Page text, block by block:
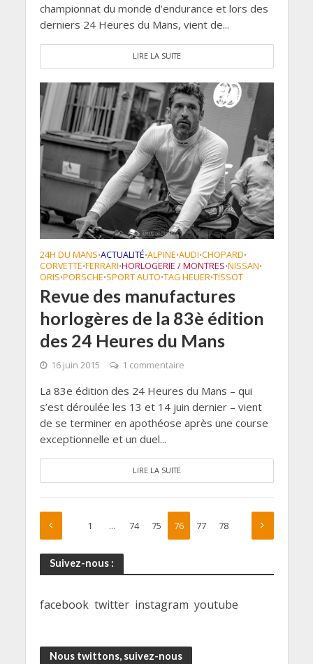
championnat du monde d’endurance et lors des
derniers 24 Heures du Mans, vient de...
LIRE LA SUITE
24H DU MANS•ACTUALITÉ•ALPINE•AUDI•CHOPARD•
CORVETTE•FERRARI•HORLOGERIE / MONTRES•NISSAN•
ORIS•PORSCHE•SPORT AUTO•TAG HEUER•TISSOT
Revue des manufactures
horlogères de la 83è édition
des 24 Heures du Mans
16 juin 2015 1 commentaire
La 83e édition des 24 Heures du Mans – qui
s’est déroulée les 13 et 14 juin dernier – vient
de se terminer en apothéose après une course
exceptionnelle et un duel...
LIRE LA SUITE
1 … 74 75 76 77 78
Suivez-nous :
facebook twitter instagram youtube
Nous twittons, suivez-nous